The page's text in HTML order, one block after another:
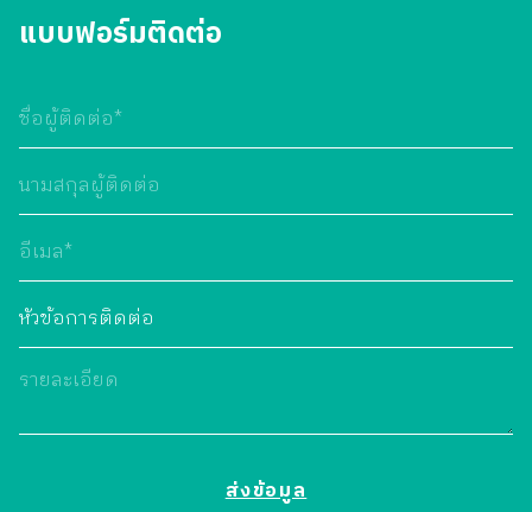
ขอบคุณสำหรับการติดต่อ
ของคุณ
แบบฟอร์มติดต่อ